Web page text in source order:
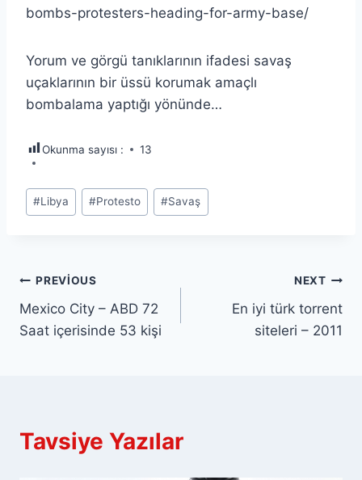
bombs-protesters-heading-for-army-base/
Yorum ve görgü tanıklarının ifadesi savaş
uçaklarının bir üssü korumak amaçlı
bombalama yaptığı yönünde…
Okunma sayısı : 13
Post
Tags:
#Libya #Protesto #Savaş
Yazı
gezinmesi
PREVIOUS
Mexico City – ABD 72
Saat içerisinde 53 kişi
NEXT
En iyi türk torrent
siteleri – 2011
Tavsiye Yazılar